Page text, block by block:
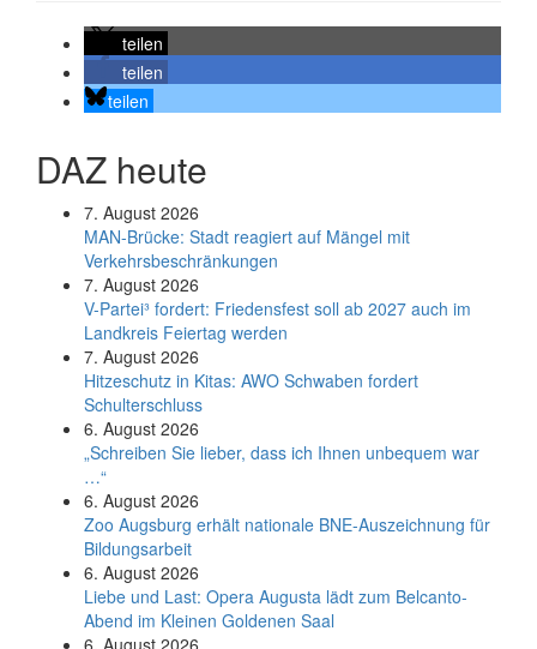
teilen
teilen
teilen
DAZ heute
7. August 2026
MAN-Brücke: Stadt reagiert auf Mängel mit
Verkehrsbeschränkungen
7. August 2026
V-Partei­³ fordert: Friedens­fest soll ab 2027 auch im
Land­kreis Feier­tag werden
7. August 2026
Hitzeschutz in Kitas: AWO Schwaben fordert
Schulterschluss
6. August 2026
„Schreiben Sie lieber, dass ich Ihnen unbequem war
…“
6. August 2026
Zoo Augsburg erhält nationale BNE-Auszeichnung für
Bildungsarbeit
6. August 2026
Liebe und Last: Opera Augusta lädt zum Belcanto-
Abend im Kleinen Goldenen Saal
6. August 2026